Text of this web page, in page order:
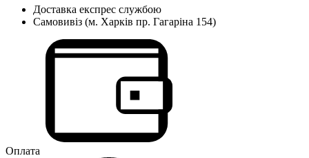
Доставка експрес службою
Самовивіз (м. Харків пр. Гагаріна 154)
Оплата